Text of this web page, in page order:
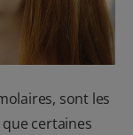
sont les
certaines